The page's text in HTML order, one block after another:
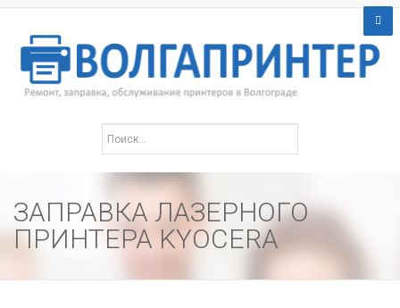
ЗАПРАВКА ЛАЗЕРНОГО
ПРИНТЕРА KYOCERA